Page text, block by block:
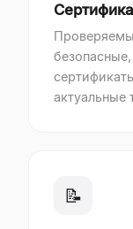
актуальные
📝